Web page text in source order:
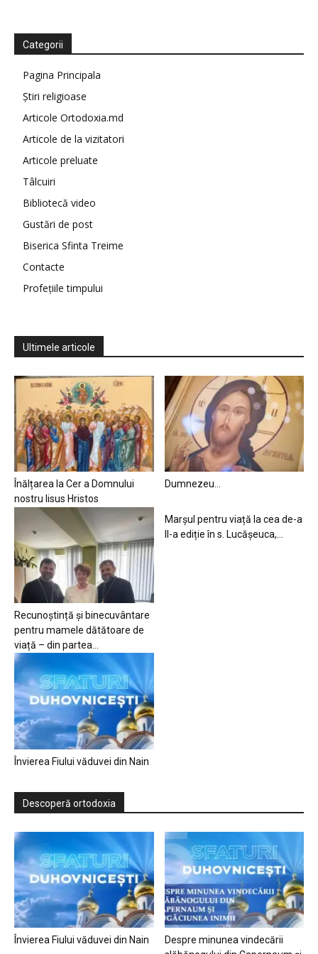
Categorii
Pagina Principala
Știri religioase
Articole Ortodoxia.md
Articole de la vizitatori
Articole preluate
Tâlcuiri
Bibliotecă video
Gustări de post
Biserica Sfinta Treime
Contacte
Profețiile timpului
Ultimele articole
Înălțarea la Cer a Domnului
nostru Iisus Hristos
Dumnezeu…
Recunoștință și binecuvântare
pentru mamele dătătoare de
viață – din partea...
Marșul pentru viață la cea de-a
II-a ediție în s. Lucășeuca,...
Învierea Fiului văduvei din Nain
Descoperă ortodoxia
Învierea Fiului văduvei din Nain
Despre minunea vindecării